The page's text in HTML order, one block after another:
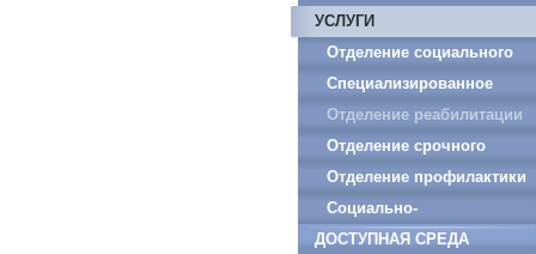
УСЛУГИ
Отделение социального
обслуживания на дому
граждан пожилого
возраста и инвалидов
Специализированное
отделение социально –
медицинского
обслуживания на дому
граждан пожилого
возраста и инвалидов
Отделение реабилитации
детей и подростков с ОВЗ
Отделение срочного
социального
обслуживания
Отделение профилактики
безнадзорности детей и
подростков
Социально-
оздоровительное
ДОСТУПНАЯ СРЕДА